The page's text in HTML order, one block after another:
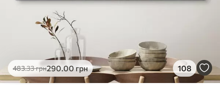
483.33грн290.00 грн 108